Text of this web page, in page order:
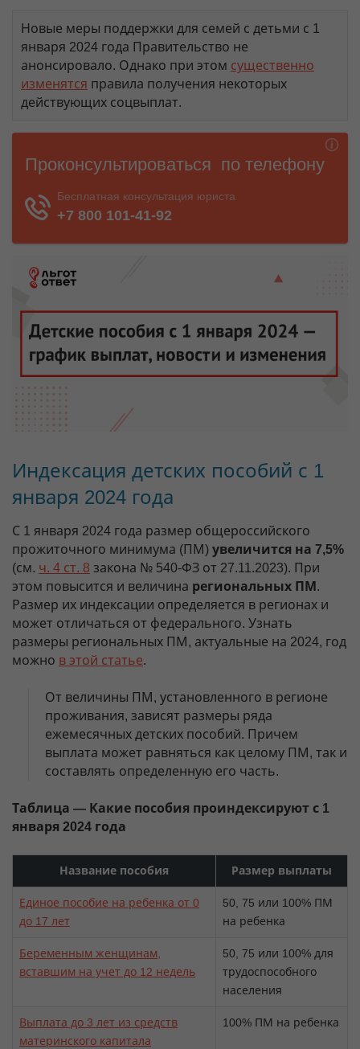
Новые меры поддержки для семей с детьми с 1
января 2024 года Правительство не
анонсировало. Однако при этом существенно
изменятся правила получения некоторых
действующих соцвыплат.
Индексация детских пособий с 1
января 2024 года
С 1 января 2024 года размер общероссийского
прожиточного минимума (ПМ) увеличится на 7,5%
(см. ч. 4 ст. 8 закона № 540-ФЗ от 27.11.2023). При
этом повысится и величина региональных ПМ .
Размер их индексации определяется в регионах и
может отличаться от федерального. Узнать
размеры региональных ПМ, актуальные на 2024, год
можно в этой статье.
От величины ПМ, установленного в регионе
проживания, зависят размеры ряда
ежемесячных детских пособий. Причем
выплата может равняться как целому ПМ, так и
составлять определенную его часть.
Таблица — Какие пособия проиндексируют с 1
января 2024 года
Название пособия Размер выплаты
Единое пособие на ребенка от 0
до 17 лет
50, 75 или 100% ПМ
на ребенка
Беременным женщинам,
вставшим на учет до 12 недель
50, 75 или 100% для
трудоспособного
населения
Выплата до 3 лет из средств
материнского капитала
100% ПМ на ребенка